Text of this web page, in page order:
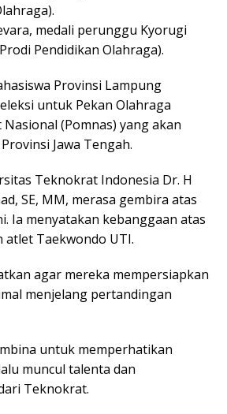
medali perunggu Kyorugi
Pendidikan Olahraga).
Provinsi Lampung
untuk Pekan Olahraga
(Pomnas) yang akan
Jawa Tengah.
Teknokrat Indonesia Dr. H
SE, MM, merasa gembira atas
Ia menyatakan kebanggaan atas
atlet Taekwondo UTI.
agar mereka mempersiapkan
menjelang pertandingan
untuk memperhatikan
muncul talenta dan
Teknokrat.